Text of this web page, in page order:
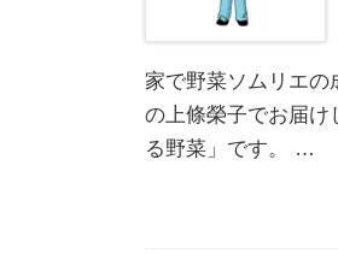
家で野菜ソムリエ
の上條榮子でお届け
る野菜」です。 …